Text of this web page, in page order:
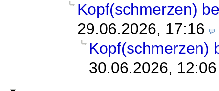
Kopf(schmerzen)
29.06.2026, 17:16
Kopf(schmerzen)
30.06.2026, 12:06